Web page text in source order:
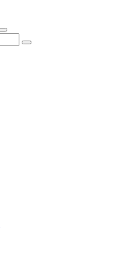
Search
Search